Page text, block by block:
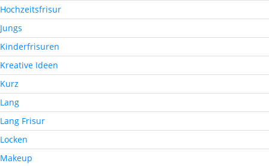
Hochzeitsfrisur
Jungs
Kinderfrisuren
Kreative Ideen
Kurz
Lang
Lang Frisur
Locken
Makeup